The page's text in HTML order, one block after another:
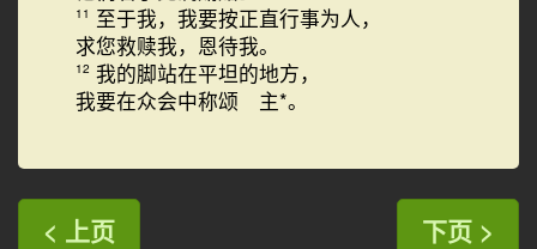
11 至于我，我要按正直行事为人，
求您救赎我，恩待我。
12 我的脚站在平坦的地方，
我要在众会中称颂 主*。
< 上页 下页 >